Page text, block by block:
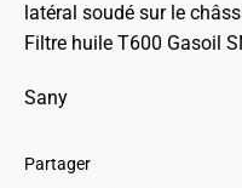
Sany
latéral soudé sur le
Filtre huile T600 Gasoil
Partager